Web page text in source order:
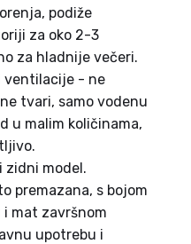
podiže
za oko 2-3
za hladnije večeri.
ventilacije - ne
tvari, samo vodenu
u malim količinama,
zidni model.
premazana, s bojom
mat završnom
upotrebu i